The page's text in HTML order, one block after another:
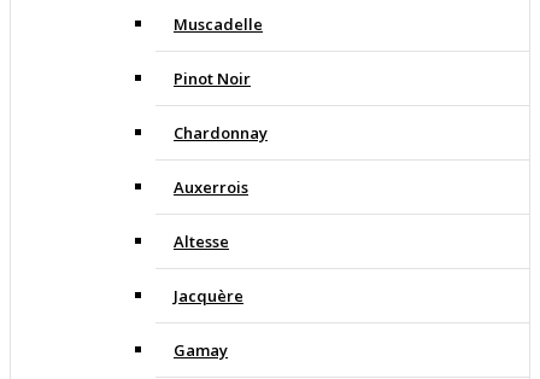
Muscadelle
Pinot Noir
Chardonnay
Auxerrois
Altesse
Jacquère
Gamay